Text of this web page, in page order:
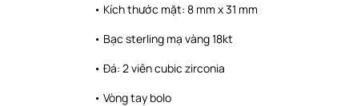
• Kích thước mặt: 8 mm x 31 mm
• Bạc sterling mạ vàng 18kt
• Đá: 2 viên cubic zirconia
• Vòng tay bolo